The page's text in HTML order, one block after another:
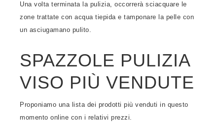
Una volta terminata la pulizia, occorrerà sciacquare le
zone trattate con acqua tiepida e tamponare la pelle con
un asciugamano pulito.
SPAZZOLE PULIZIA
VISO PIÙ VENDUTE
Proponiamo una lista dei prodotti più venduti in questo
momento online con i relativi prezzi.